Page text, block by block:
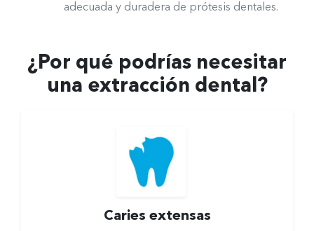
adecuada y duradera de prótesis dentales.
¿Por qué podrías necesitar
una extracción dental?
Caries extensas